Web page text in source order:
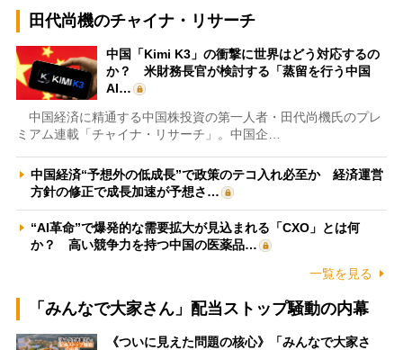
田代尚機のチャイナ・リサーチ
中国「Kimi K3」の衝撃に世界はどう対応するの
か？ 米財務長官が検討する「蒸留を行う中国
AI…
中国経済に精通する中国株投資の第一人者・田代尚機氏のプレ
ミアム連載「チャイナ・リサーチ」。中国企…
中国経済“予想外の低成長”で政策のテコ入れ必至か 経済運営
方針の修正で成長加速が予想さ…
“AI革命”で爆発的な需要拡大が見込まれる「CXO」とは何
か？ 高い競争力を持つ中国の医薬品…
一覧を見る
「みんなで大家さん」配当ストップ騒動の内幕
《ついに見えた問題の核心》「みんなで大家さ